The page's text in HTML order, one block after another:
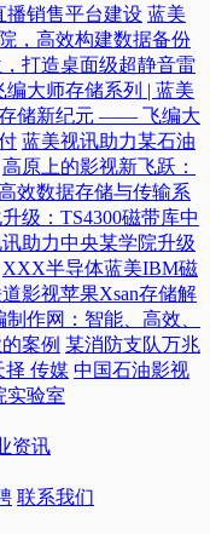
销售平台建设 蓝美
，高效构建数据备份
打造桌面级超静音雷
编大师存储系列 | 蓝美
储新纪元 —— 飞编大
蓝美视讯助力某石油
高原上的影视新飞跃：
效数据存储与传输系
级：TS4300磁带库中
助力中央某学院升级
XXX半导体蓝美IBM磁
影视苹果Xsan存储解
作网：智能、高效、
案例 某消防支队万兆
择 传媒 中国石油影视
实验室
资讯
联系我们